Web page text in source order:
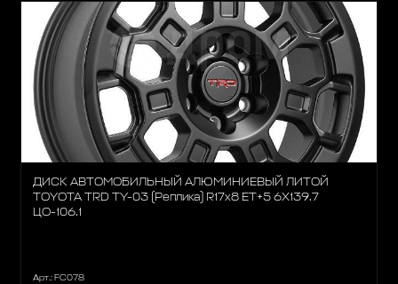
ДИСК АВТОМОБИЛЬНЫЙ АЛЮМИНИЕВЫЙ ЛИТОЙ
TOYOTA TRD TY-03 (Реплика) R17х8 ET+5 6X139.7
ЦО-106.1
Арт.: FC078